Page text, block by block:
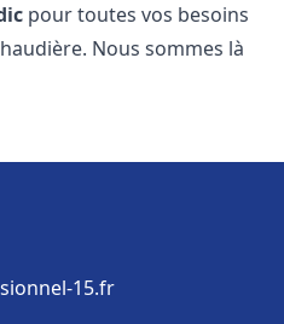
pour toutes vos besoins
Nous sommes là
15.fr